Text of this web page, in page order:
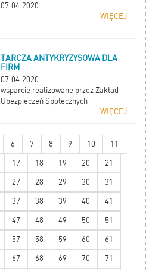
07.04.2020
WIĘCEJ
TARCZA ANTYKRYZYSOWA DLA
FIRM
07.04.2020
wsparcie realizowane przez Zakład
Ubezpieczeń Społecznych
WIĘCEJ
6 7 8 9 10 11
17 18 19 20 21
27 28 29 30 31
37 38 39 40 41
47 48 49 50 51
57 58 59 60 61
67 68 69 70 71